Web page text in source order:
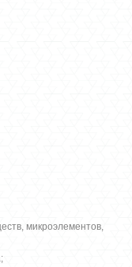
микроэлементов,